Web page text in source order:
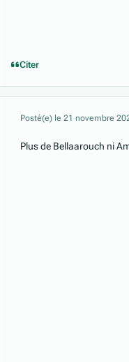
Citer
Posté(e) le 21 novembre
Plus de Bellaarouch ni